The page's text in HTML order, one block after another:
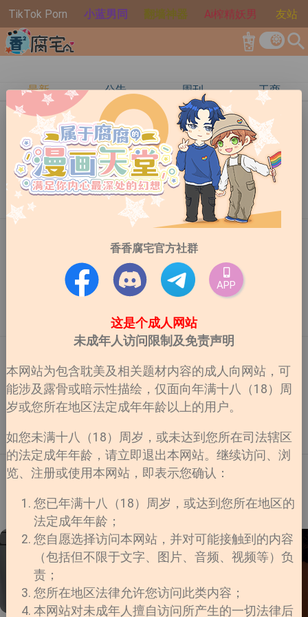
TikTok Porn 小蓝男同 翻墙神器 Ai榨精妖男 友站
search
最新 公告 周刊 工商
周刊•阿慘•2026-08-01
虐是你得肝肠寸断~黑暗系漫画特辑
看有小姊妹说要虐恋的，不过现在年纪大了比较爱看狗
血拉扯狗血剧情可以更荒诞点不一定会虐但虐很常包含
大量狗血而且现在尺度(不是指黄色)俺感觉没以前大好
多设定都不太行...没那至种张力了个人观点哈⚠️阅读前
请先确认⚠️本书单仅针对漫画等虚构作品内容进行分享
端情感、犯罪行为、暴力情节、控制欲、执念、复仇等
现实中不值得模仿的设定。请确认：✔ 能够区分虚构作
品与现实生活✔ 拥有健全且成熟的价值观✔ 不会将作品
中的行为合理化或带入现实关系✔ 理解故事中的角色行
为不代表正确价值观✔ 阅读目的仅限于欣赏剧情、人物
塑造与作品创作每个人都有不同的阅读口味。有人喜欢
小甜饼，也有人喜欢狗血虐文；有人喜欢救赎文学，也
有人喜欢黑暗题材。喜欢某种故事设定 ≠ 认同现实中的
思考与理性判断。💭 本书单属于「仅限二次元阅读体
验，请勿代入现实」系列。若无法接受相关题材，建议
及时避雷并选择更适合自己的作品。祝大家都能在安全
的阅读范围内享受自己喜欢的故事。甜党慎入，玻璃心
得甜，而是为了让人看见爱与执念最极端的模样。有人
被困在过去，有人被困在愧疚里；有人拼命想获得救
赎，也有人亲手把自己推向深渊。这一期推荐的几部作
品整体氛围都偏沉重，包含黑道、灵异、虐恋、命运纠
又会忍不住一直往下看。那种「明知道会心痛，却还是
想知道结局」的故事━━━━━━━━━━━━《要结
婚的男人》无码点我作者：인혜린心动关键词重逢｜遗
憾｜暗恋｜双向救赎｜黑暗系｜虐恋｜执念文学“有些
人消失了很多年，却从未离开过心里。”那种看名字以
为是婚恋文，点进去发现是刀子批发市场的类型。给我
开始，却不是幸福的开始，而是旧伤口重新被撕开的瞬
间。最让人难受的地方在于，他们都曾经拥有改变结局
《绝对会变成BL的世界》
在正文开始之前，我们要号外一下！我们出道啦！香香
腐宅生活周记（就是妳眼前这个单元）与周记作者我开
展了一次合作一起开了小红书账号！我现在小红书正式
有了自己的账号之后我会每日进行更新并且分享喜欢且
有趣的漫画宝宝们一定要关注我，给我点点赞啊给大家
繁的互动和大家一起快乐的交流了！好！正文开始！这
本真的有点绝，男主越直，后劲越大宝宝们我先放结
论。《绝对会变成BL的世界VS绝不想变成BL的男人》
这本，真的很适合晚上一个人缩进被窝里看。那种本来
看着人开始在床上笑出鹅叫的类型。我当时点开它，纯
粹是被名字骗进去的。“绝对会变成BL”这几个字太会装
了。你一眼看过去，很容易自动脑补出那种满天飞的万
人迷、修罗场。有一点套路，有一点无聊，还有一点
翻了没几页，脑子里就剩一句：这男主平时真的有在好
好当直男吗。它很妙的一点就在这儿。设定看着眼熟，
内容一点都不按套路出牌。这是一个纯正的BL宇宙，路
过转角必定撞到帅哥，医务室拉开帘子必定有人在绝赞
壁咚。但男主偏偏是个钢铁直男，为了保住自己的清
白，硬生生把自己逼成了“BL学考研导师”。男主疯狂拔
还有点想维持冷静，心里估计也在想：嗯？等一下？事
情是往这个搞笑方向走的吗？然后就会很快发现，这里
人外宇宙恋爱特辑｜当心动来自另一个星球
姐妹们！！人外真的永远有饭吃！！想到小时候看到ET
真的很容易被未知吸引，这就是不知名的吸引力我每次
看到外星人、异种族或者奇奇怪怪生物设定的时候都会
忍不住点进去。看完都会忍不住感叹一句：人类真的很
容易品尝自己无法理解的存在，那该死的潘多拉好奇
的外星人，也可能是拥有特殊形态的未知生命。他们的
语言、文化、思维方式都与我们截然不同，却总能在某
个瞬间让人感受到比同类更纯粹的温柔。准备好一起进
入宇宙了吗？✦ NEBULA／星云PS:另外我觉得这本会上
台BOM不过最近短篇也别遗憾，感觉这两年短改长的漫
画不少作者：ENCELADUS心动关键字：韩漫｜人外｜
而未知的宇宙之中，一场跨越种族与生命形态的相遇悄
悄展开。面对与自己截然不同的存在，主角逐渐学会理
2
AD
香香腐宅官方社群
APP
这是个成人网站
未成年人访问限制及免责声明
本网站为包含耽美及相关题材内容的成人向网站，可
能涉及露骨或暗示性描绘，仅面向年满十八（18）周
岁或您所在地区法定成年年龄以上的用户。
如您未满十八（18）周岁，或未达到您所在司法辖区
的法定成年年龄，请立即退出本网站。继续访问、浏
览、注册或使用本网站，即表示您确认：
您已年满十八（18）周岁，或达到您所在地区的
法定成年年龄；
您自愿选择访问本网站，并对可能接触到的内容
（包括但不限于文字、图片、音频、视频等）负
责；
您所在地区法律允许您访问此类内容；
本网站对未成年人擅自访问所产生的一切法律后